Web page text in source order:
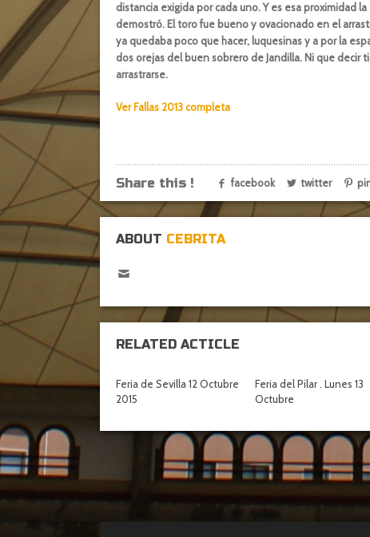
distancia exigida por cada uno. Y es esa proximidad
demostró. El toro fue bueno y ovacionado en el
ya quedaba poco que hacer, luquesinas y a por la
dos orejas del buen sobrero de Jandilla. Ni que decir
arrastrarse.
Ver Fallas 2013 completa
Share this ! facebook twitter
ABOUT CEBRITA
RELATED ACTICLE
Feria de Sevilla 12 Octubre
2015
Feria del Pilar . Lunes 13
Octubre